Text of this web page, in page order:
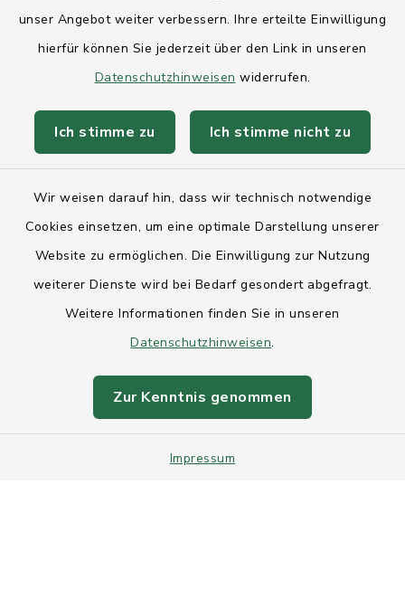
unser Angebot weiter verbessern. Ihre erteilte Einwilligung
hierfür können Sie jederzeit über den Link in unseren
Datenschutzhinweisen widerrufen.
Ich stimme zu Ich stimme nicht zu
Wir weisen darauf hin, dass wir technisch notwendige
Cookies einsetzen, um eine optimale Darstellung unserer
Website zu ermöglichen. Die Einwilligung zur Nutzung
weiterer Dienste wird bei Bedarf gesondert abgefragt.
Weitere Informationen finden Sie in unseren
Datenschutzhinweisen.
Zur Kenntnis genommen
Impressum
AktivRegion Mittelholstein
Anfahrt
Datenschutz
Sitemap
Intranet